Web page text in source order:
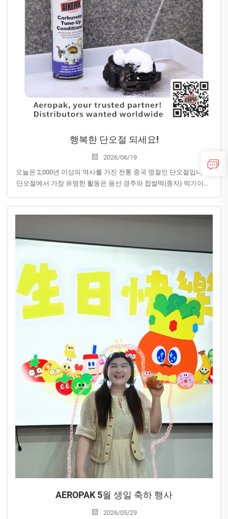
행복한 단오절 되세요!
2026/06/19
오늘은 2,000년 이상의 역사를 가진 전통 중국 명절인 단오절입니다.
단오절에서 가장 유명한 활동은 용선 경주와 찹쌀떡(종자) 먹기이며,
AEROPAK 5월 생일 축하 행사
2026/05/29